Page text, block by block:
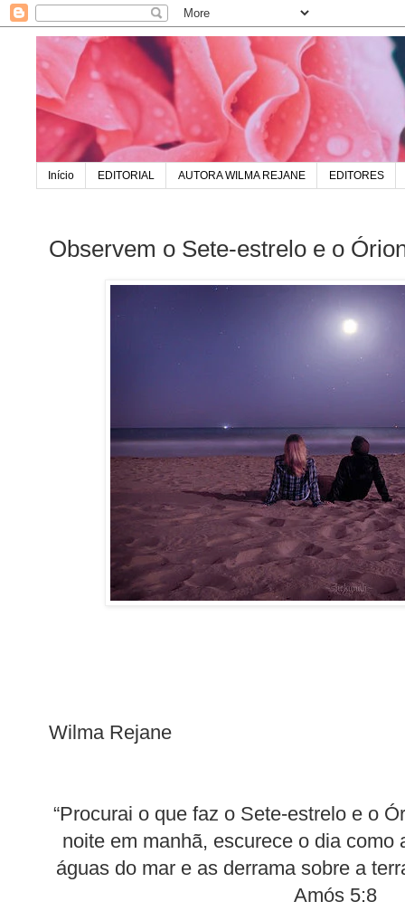
Início EDITORIAL AUTORA WILMA REJANE EDITORES
Observem o Sete-estrelo e o
Wilma Rejane
“Procurai o que faz o Sete-estrelo e o
noite em manhã, escurece o dia como
águas do mar e as derrama sobre a
Amós 5:8